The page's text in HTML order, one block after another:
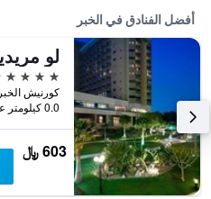
أفضل الفنادق في الخبر
5 نجوم
0.0 كيلومتر عن وسط المدينة
603 ﷼